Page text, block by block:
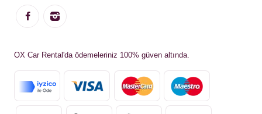
OX Car Rental'da ödemeleriniz 100% güven altında.